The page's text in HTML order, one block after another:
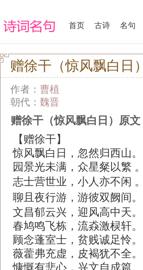
首页 古诗 名句
赠徐干（惊风飘白日）
作者： 曹植
朝代： 魏晋
赠徐干（惊风飘白日）原文
【赠徐干】
惊风飘白日，忽然归西山。
园景光未满，众星粲以繁 。
志士营世业，小人亦不闲 。
聊且夜行游，游彼双阙间。
文昌郁云兴，迎风高中天。
春鸠鸣飞栋，流猋激棂轩。
顾念蓬室士，贫贱诚足怜。
薇藿弗充虚，皮褐犹不全。
慷慨有悲心，兴文自成篇。